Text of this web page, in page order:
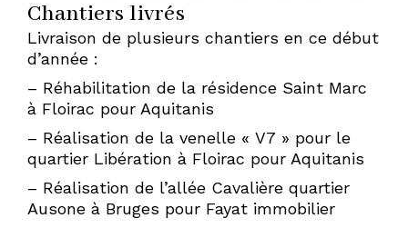
BORDEAUX
Chantiers livrés
Livraison de plusieurs chantiers en ce début
d’année :
– Réhabilitation de la résidence Saint Marc
à Floirac pour Aquitanis
– Réalisation de la venelle « V7 » pour le
quartier Libération à Floirac pour Aquitanis
– Réalisation de l’allée Cavalière quartier
Ausone à Bruges pour Fayat immobilier